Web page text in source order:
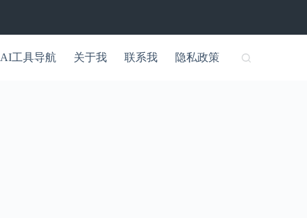
AI工具导航 关于我 联系我 隐私政策